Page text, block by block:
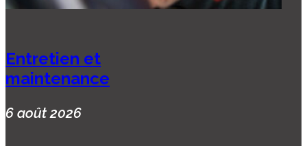
Entretien et
maintenance
6 août 2026